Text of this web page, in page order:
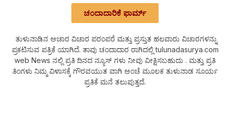
ಚಂದಾದಾರಿಕೆ ಫಾರ್ಮ್
ತುಳುನಾಡಿನ ಅಚಾರ ವಿಚಾರ ಪರಂಪರೆ ಮತ್ತು ಪ್ರಸ್ತುತ ಹಲವಾರು ವಿಚಾರಗಳನ್ನು
ಪ್ರಕಟಿಸುವ ಪತ್ರಿಕೆ ಯಾಗಿದೆ. ತಾವು ಚಂದಾದಾರ ರಾಗಿದಲ್ಲಿ tulunadasurya.com
web News ನಲ್ಲಿ ಪ್ರತಿ ದಿನದ ನ್ಯೂಸ್ ಗಳು ನೀವು ವೀಕ್ಷಿಸಬಹುದು . ಮತ್ತು ಪ್ರತಿ
ತಿಂಗಳು ನಿಮ್ಮ ವಿಳಾಸಕ್ಕೆ ಗೌರವಯುತ ವಾಗಿ ಅಂಚೆ ಮೂಲಕ ತುಳುನಾಡ ಸೂರ್ಯ
ಪ್ರತಿಕೆ ಮನೆ ತಲುಪುತ್ತದೆ.